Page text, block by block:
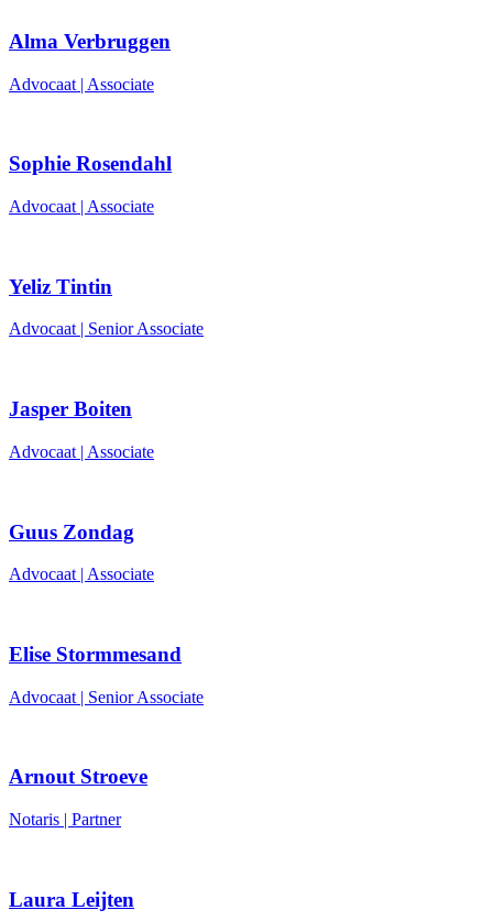
Alma Verbruggen
Advocaat | Associate
Sophie Rosendahl
Advocaat | Associate
Yeliz Tintin
Advocaat | Senior Associate
Jasper Boiten
Advocaat | Associate
Guus Zondag
Advocaat | Associate
Elise Stormmesand
Advocaat | Senior Associate
Arnout Stroeve
Notaris | Partner
Laura Leijten